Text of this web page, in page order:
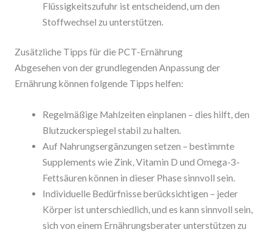
Flüssigkeitszufuhr ist entscheidend, um den
Stoffwechsel zu unterstützen.
Zusätzliche Tipps für die PCT-Ernährung
Abgesehen von der grundlegenden Anpassung der
Ernährung können folgende Tipps helfen:
Regelmäßige Mahlzeiten einplanen – dies hilft, den
Blutzuckerspiegel stabil zu halten.
Auf Nahrungsergänzungen setzen – bestimmte
Supplements wie Zink, Vitamin D und Omega-3-
Fettsäuren können in dieser Phase sinnvoll sein.
Individuelle Bedürfnisse berücksichtigen – jeder
Körper ist unterschiedlich, und es kann sinnvoll sein,
sich von einem Ernährungsberater unterstützen zu